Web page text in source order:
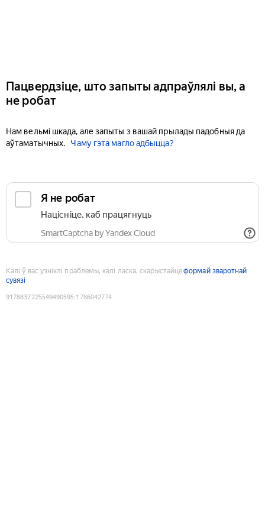
Пацвердзіце, што запыты адпраўлялі вы, а
не робат
Нам вельмі шкада, але запыты з вашай прылады падобныя да
аўтаматычных.
Чаму гэта магло адбыцца?
Я не робат
Націсніце, каб працягнуць
SmartCaptcha by Yandex Cloud
Калі ў вас узніклі праблемы, калі ласка, скарыстайцеформай зваротнай
сувязі
9178837225549490595:1786042774